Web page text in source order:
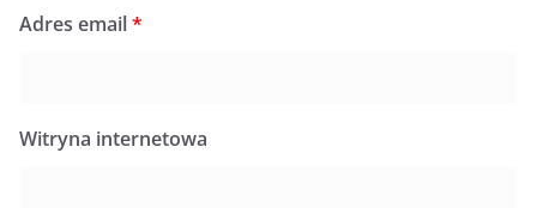
Adres email*
Witryna internetowa